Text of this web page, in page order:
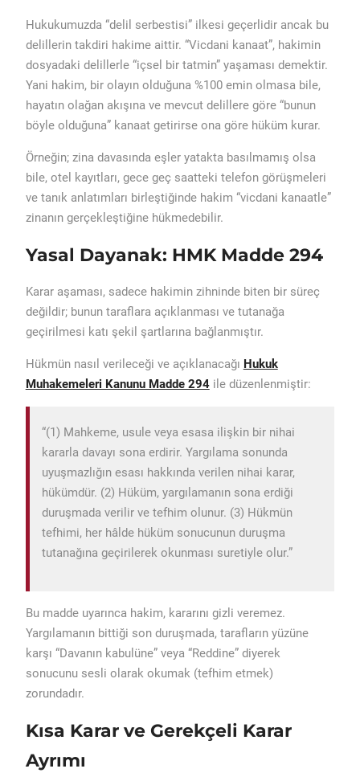
Hukukumuzda “delil serbestisi” ilkesi geçerlidir ancak bu
delillerin takdiri hakime aittir. “Vicdani kanaat”, hakimin
dosyadaki delillerle “içsel bir tatmin” yaşaması demektir.
Yani hakim, bir olayın olduğuna %100 emin olmasa bile,
hayatın olağan akışına ve mevcut delillere göre “bunun
böyle olduğuna” kanaat getirirse ona göre hüküm kurar.
Örneğin; zina davasında eşler yatakta basılmamış olsa
bile, otel kayıtları, gece geç saatteki telefon görüşmeleri
ve tanık anlatımları birleştiğinde hakim “vicdani kanaatle”
zinanın gerçekleştiğine hükmedebilir.
Yasal Dayanak: HMK Madde 294
Karar aşaması, sadece hakimin zihninde biten bir süreç
değildir; bunun taraflara açıklanması ve tutanağa
geçirilmesi katı şekil şartlarına bağlanmıştır.
Hükmün nasıl verileceği ve açıklanacağı Hukuk
Muhakemeleri Kanunu Madde 294ile düzenlenmiştir:
“(1) Mahkeme, usule veya esasa ilişkin bir nihai
kararla davayı sona erdirir. Yargılama sonunda
uyuşmazlığın esası hakkında verilen nihai karar,
hükümdür. (2) Hüküm, yargılamanın sona erdiği
duruşmada verilir ve tefhim olunur. (3) Hükmün
tefhimi, her hâlde hüküm sonucunun duruşma
tutanağına geçirilerek okunması suretiyle olur.”
Bu madde uyarınca hakim, kararını gizli veremez.
Yargılamanın bittiği son duruşmada, tarafların yüzüne
karşı “Davanın kabulüne” veya “Reddine” diyerek
sonucunu sesli olarak okumak (tefhim etmek)
zorundadır.
Kısa Karar ve Gerekçeli Karar
Ayrımı